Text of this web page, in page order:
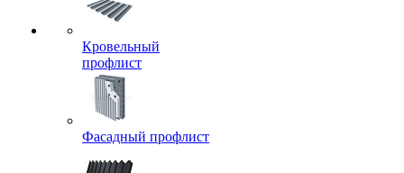
Кровельный
профлист
Фасадный профлист